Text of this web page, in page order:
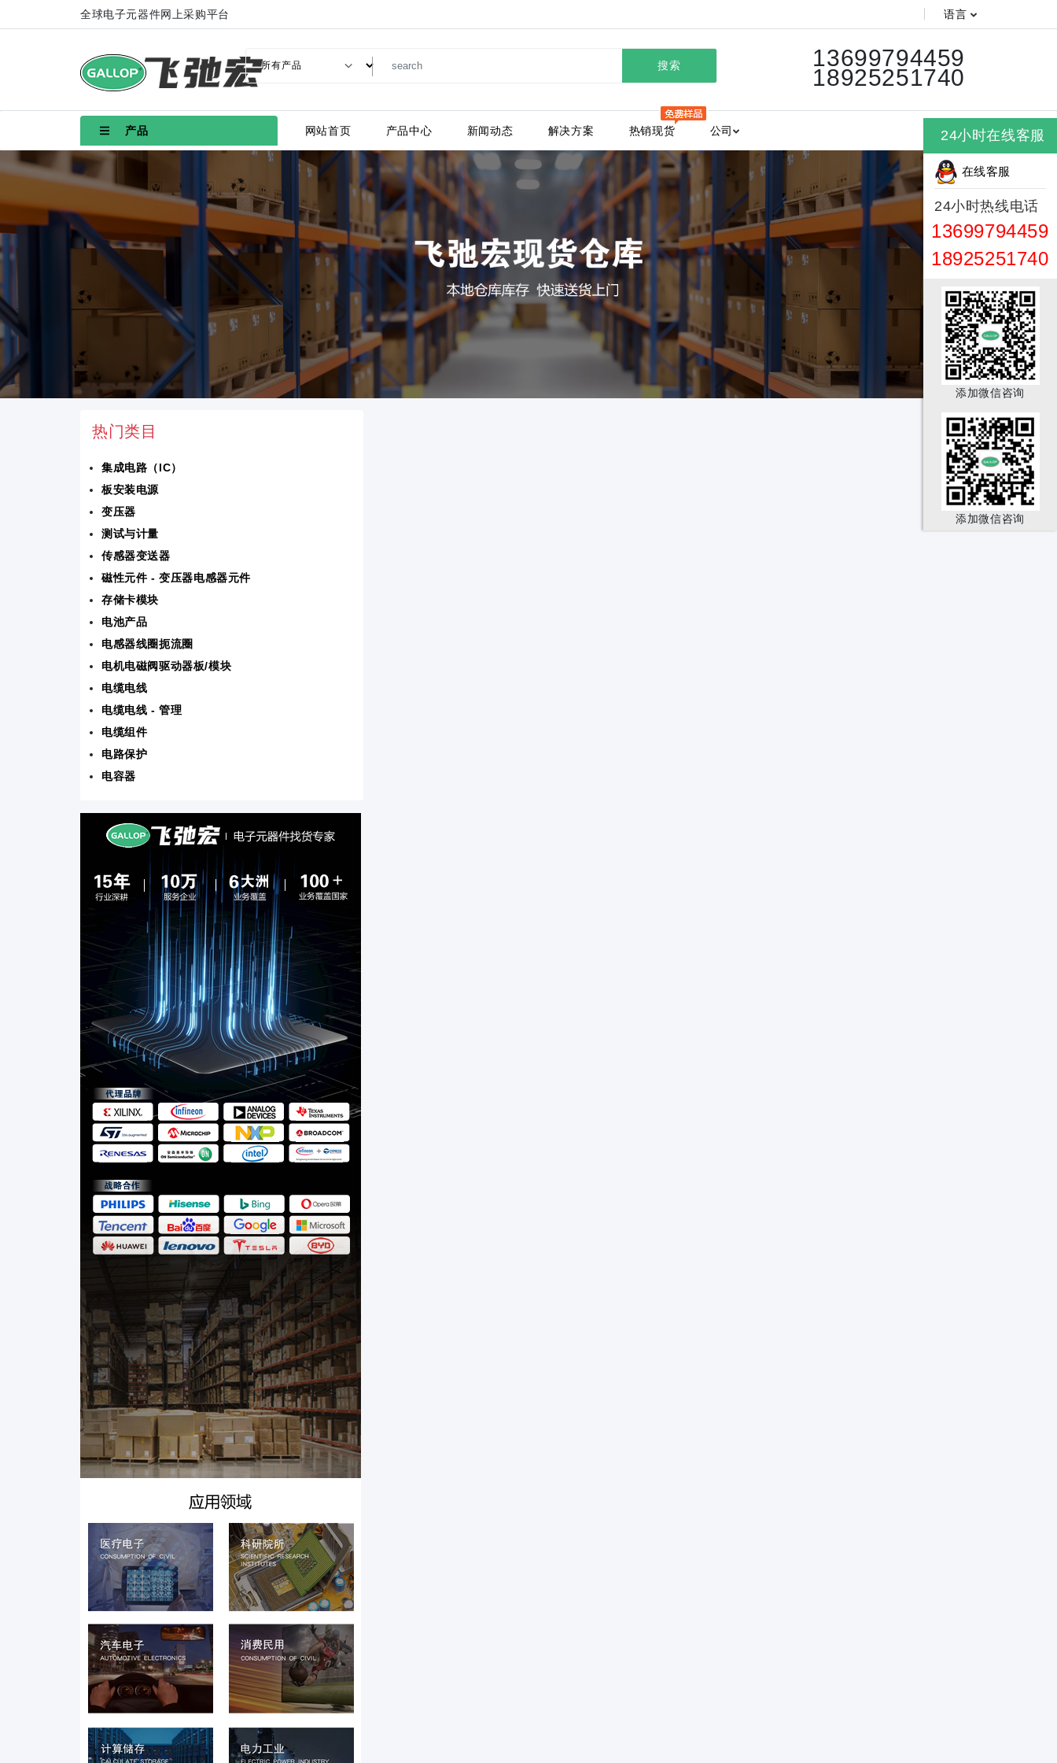
全球电子元器件网上采购平台 语言
搜索 13699794459
18925251740
产品 网站首页 产品中心 新闻动态 解决方案 热销现货 公司 24小时在线客服
在线客服
24小时热线电话
13699794459
18925251740
添加微信咨询
添加微信咨询
热门类目
集成电路（IC）
板安装电源
变压器
测试与计量
传感器变送器
磁性元件 - 变压器电感器元件
存储卡模块
电池产品
电感器线圈扼流圈
电机电磁阀驱动器板/模块
电缆电线
电缆电线 - 管理
电缆组件
电路保护
电容器